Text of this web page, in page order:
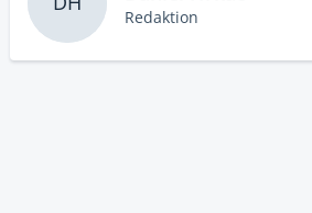
Redaktion